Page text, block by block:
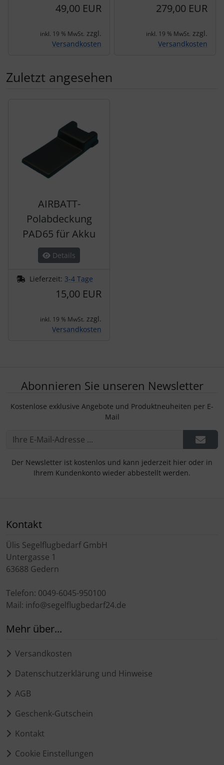
49,00 EUR
inkl. 19 % MwSt. zzgl.
Versandkosten
279,00 EUR
inkl. 19 % MwSt. zzgl.
Versandkosten
Zuletzt angesehen
AIRBATT-
Polabdeckung
PAD65 für Akku
Details
Lieferzeit: 3-4 Tage
15,00 EUR
inkl. 19 % MwSt. zzgl.
Versandkosten
Abonnieren Sie unseren Newsletter
Kostenlose exklusive Angebote und Produktneuheiten per E-
Mail
Der Newsletter ist kostenlos und kann jederzeit hier oder in
Ihrem Kundenkonto wieder abbestellt werden.
Kontakt
Ülis Segelflugbedarf GmbH
Untergasse 1
63688 Gedern
Telefon: 0049-6045-950100
Mail: info@segelflugbedarf24.de
Mehr über...
Versandkosten
Datenschutzerklärung und Hinweise
AGB
Geschenk-Gutschein
Kontakt
Cookie Einstellungen